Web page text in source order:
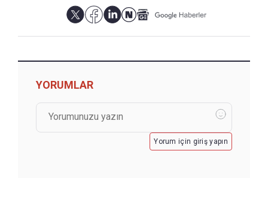
YORUMLAR
Yorum için giriş yapın